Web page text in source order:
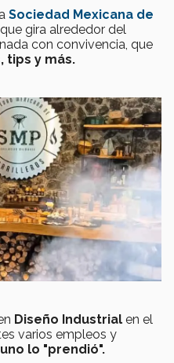
Sociedad Mexicana de
que gira alrededor del
con convivencia, que
tips y más.
Diseño Industrial en el
varios empleos y
lo "prendió".